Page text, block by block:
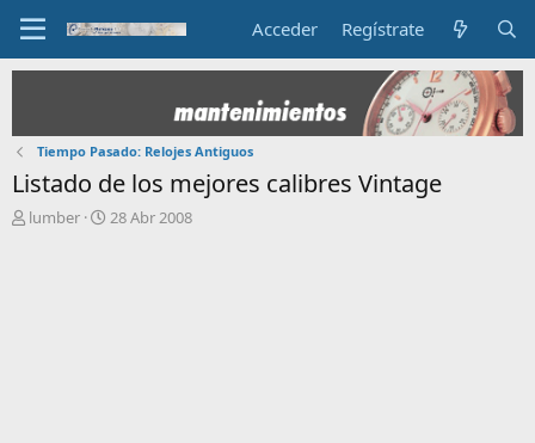
Acceder Regístrate
Tiempo Pasado: Relojes Antiguos
Listado de los mejores calibres Vintage
Ilumber
F
28 Abr 2008